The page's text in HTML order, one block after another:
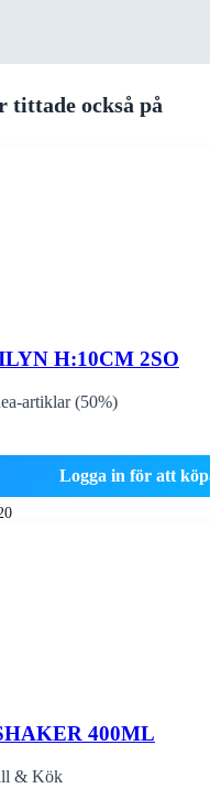
tittade också på
H:10CM 2SO
artiklar (50%)
Logga in för att
400ML
& Kök